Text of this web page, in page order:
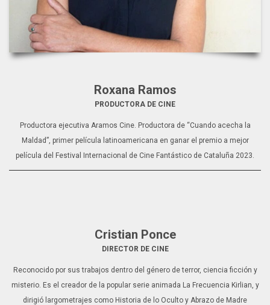
Roxana Ramos
PRODUCTORA DE CINE
Productora ejecutiva Aramos Cine. Productora de “Cuando acecha la
Maldad”, primer película latinoamericana en ganar el premio a mejor
película del Festival Internacional de Cine Fantástico de Cataluña 2023.
Cristian Ponce
DIRECTOR DE CINE
Reconocido por sus trabajos dentro del género de terror, ciencia ficción y
misterio. Es el creador de la popular serie animada La Frecuencia Kirlian, y
dirigió largometrajes como Historia de lo Oculto y Abrazo de Madre